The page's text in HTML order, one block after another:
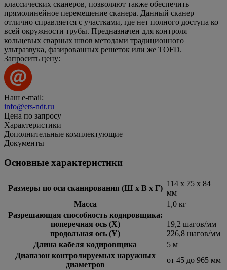
классических сканеров, позволяют также обеспечить
прямолинейное перемещение сканера. Данный сканер
отлично справляется с участками, где нет полного доступа ко
всей окружности трубы. Предназначен для контроля
кольцевых сварных швов методами традиционного
ультразвука, фазированных решеток или же TOFD.
Запросить цену:
Наш e-mail:
info@ets-ndt.ru
Цена по запросу
Характеристики
Дополнительные комплектующие
Документы
Основные характеристики
Размеры по оси сканирования (Ш х В х Г)
114 х 75 х 84
мм
Масса
1,0 кг
Разрешающая способность кодировщика:
поперечная ось (Х)
продольная ось (Y)
19,2 шагов/мм
226,8 шагов/мм
Длина кабеля кодировщика
5 м
Диапазон контролируемых наружных
диаметров
от 45 до 965 мм